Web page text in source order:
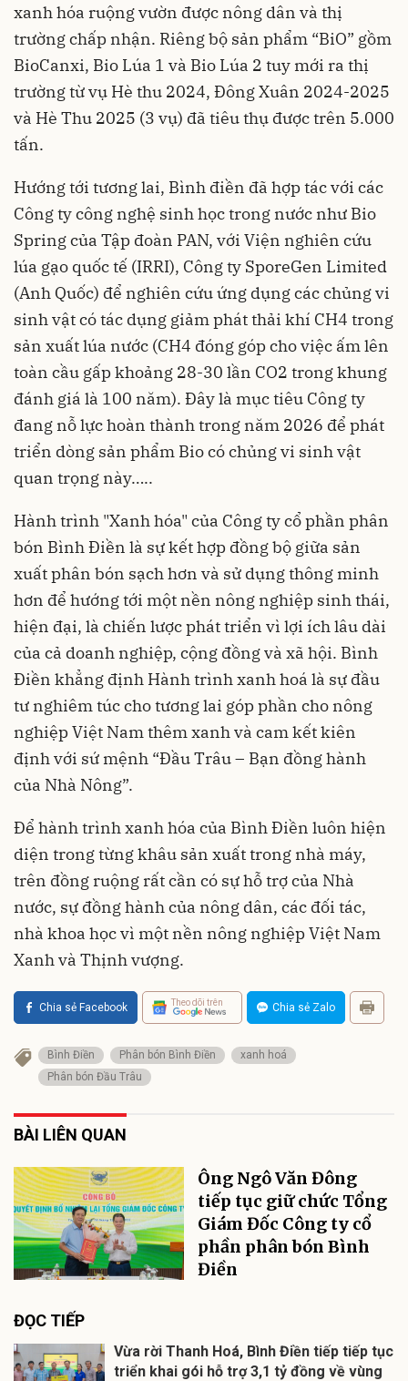
xanh hóa ruộng vườn được nông dân và thị
trường chấp nhận. Riêng bộ sản phẩm “BiO” gồm
BioCanxi, Bio Lúa 1 và Bio Lúa 2 tuy mới ra thị
trường từ vụ Hè thu 2024, Đông Xuân 2024-2025
và Hè Thu 2025 (3 vụ) đã tiêu thụ được trên 5.000
tấn.
Hướng tới tương lai, Bình điền đã hợp tác với các
Công ty công nghệ sinh học trong nước như Bio
Spring của Tập đoàn PAN, với Viện nghiên cứu
lúa gạo quốc tế (IRRI), Công ty SporeGen Limited
(Anh Quốc) để nghiên cứu ứng dụng các chủng vi
sinh vật có tác dụng giảm phát thải khí CH4 trong
sản xuất lúa nước (CH4 đóng góp cho việc ấm lên
toàn cầu gấp khoảng 28-30 lần CO2 trong khung
đánh giá là 100 năm). Đây là mục tiêu Công ty
đang nỗ lực hoàn thành trong năm 2026 để phát
triển dòng sản phẩm Bio có chủng vi sinh vật
quan trọng này…..
Hành trình "Xanh hóa" của Công ty cổ phần phân
bón Bình Điền là sự kết hợp đồng bộ giữa sản
xuất phân bón sạch hơn và sử dụng thông minh
hơn để hướng tới một nền nông nghiệp sinh thái,
hiện đại, là chiến lược phát triển vì lợi ích lâu dài
của cả doanh nghiệp, cộng đồng và xã hội. Bình
Điền khẳng định Hành trình xanh hoá là sự đầu
tư nghiêm túc cho tương lai góp phần cho nông
nghiệp Việt Nam thêm xanh và cam kết kiên
định với sứ mệnh “Đầu Trâu – Bạn đồng hành
của Nhà Nông”.
Để hành trình xanh hóa của Bình Điền luôn hiện
diện trong từng khâu sản xuất trong nhà máy,
trên đồng ruộng rất cần có sự hỗ trợ của Nhà
nước, sự đồng hành của nông dân, các đối tác,
nhà khoa học vì một nền nông nghiệp Việt Nam
Xanh và Thịnh vượng.
Chia sẻ Facebook Theo dõi trên Chia sẻ Zalo
Bình Điền Phân bón Bình Điền
xanh hoá
Phân bón Đầu Trâu
BÀI LIÊN QUAN
Ông Ngô Văn Đông
tiếp tục giữ chức Tổng
Giám Đốc Công ty cổ
phần phân bón Bình
Điền
ĐỌC TIẾP
Vừa rời Thanh Hoá, Bình Điền tiếp tiếp tục
triển khai gói hỗ trợ 3,1 tỷ đồng về vùng